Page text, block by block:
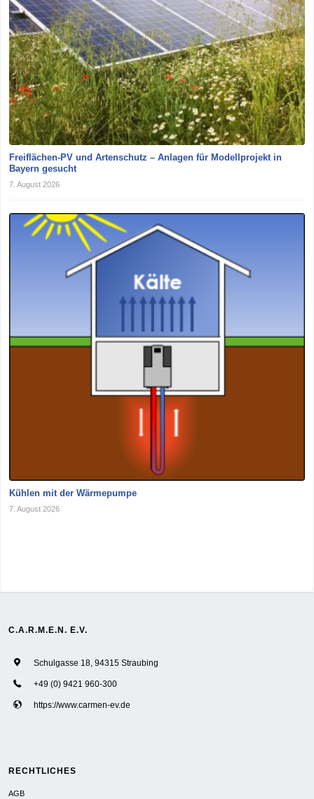
Freiflächen-PV und Artenschutz – Anlagen für Modellprojekt in
Bayern gesucht
7. August 2026
Kühlen mit der Wärmepumpe
7. August 2026
C.A.R.M.E.N. E.V.
Schulgasse 18, 94315 Straubing
+49 (0) 9421 960-300
https://www.carmen-ev.de
RECHTLICHES
AGB